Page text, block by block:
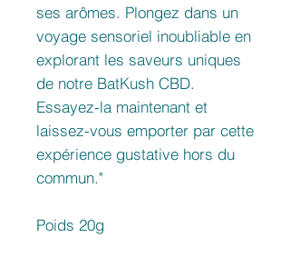
ses arômes. Plongez dans un
voyage sensoriel inoubliable en
explorant les saveurs uniques
de notre BatKush CBD.
Essayez-la maintenant et
laissez-vous emporter par cette
expérience gustative hors du
commun."
Poids 20g